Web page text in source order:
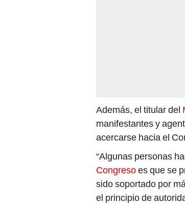
Además, el titular del
manifestantes y
acercarse hacia el
“Algunas personas
Congresoes que se
sido soportado por
el principio de